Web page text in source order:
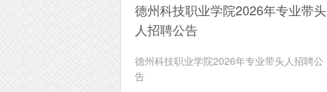
德州科技职业学院2026年专业带头
人招聘公告
德州科技职业学院2026年专业带头人招聘公
告